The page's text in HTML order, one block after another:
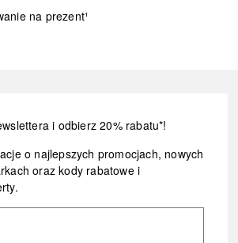
na prezent¹
i odbierz 20% rabatu*!
o najlepszych promocjach, nowych
oraz kody rabatowe i